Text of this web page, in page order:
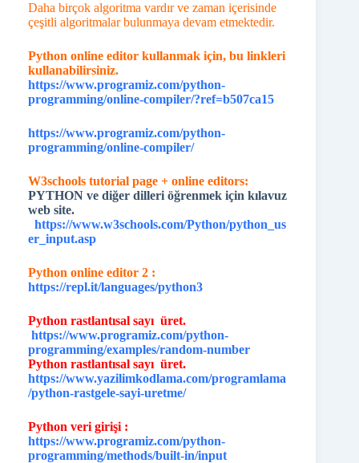
Daha birçok algoritma vardır ve zaman içerisinde
çeşitli algoritmalar bulunmaya devam etmektedir.
Python online editor kullanmak için, bu linkleri
kullanabilirsiniz.
https://www.programiz.com/python-
programming/online-compiler/?ref=b507ca15
https://www.programiz.com/python-
programming/online-compiler/
W3schools tutorial page + online editors:
PYTHON ve diğer dilleri öğrenmek için kılavuz
web site.
https://www.w3schools.com/Python/python_us
er_input.asp
Python online editor 2 :
https://repl.it/languages/python3
Python rastlantısal sayı üret.
https://www.programiz.com/python-
programming/examples/random-number
Python rastlantısal sayı üret.
https://www.yazilimkodlama.com/programlama
/python-rastgele-sayi-uretme/
Python veri girişi :
https://www.programiz.com/python-
programming/methods/built-in/input